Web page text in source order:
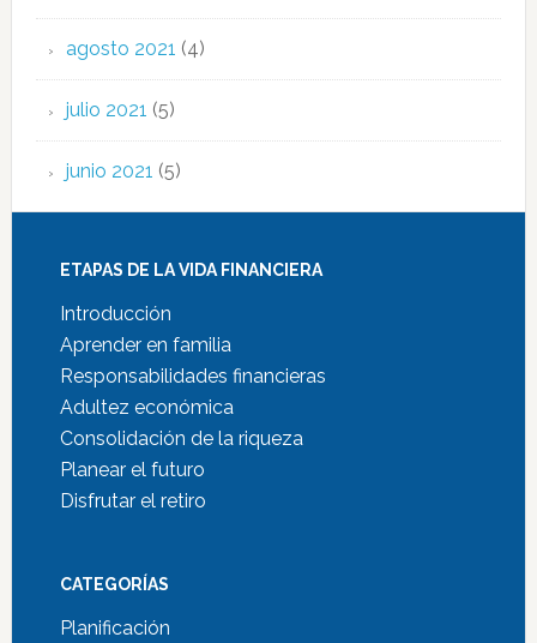
agosto 2021 (4)
julio 2021 (5)
junio 2021 (5)
ETAPAS DE LA VIDA FINANCIERA
Introducción
Aprender en familia
Responsabilidades financieras
Adultez económica
Consolidación de la riqueza
Planear el futuro
Disfrutar el retiro
CATEGORÍAS
Planificación